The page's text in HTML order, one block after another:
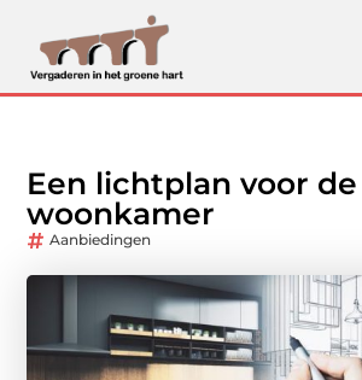
Een lichtplan voor de
woonkamer
Aanbiedingen